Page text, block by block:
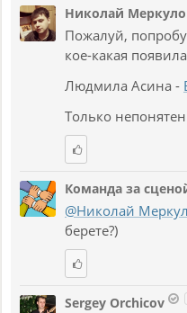
Николай
Пожалуй,
кое-какая
Людмила Асина -
Только
Команда за
@Николай
берете?)
Sergey Orchicov